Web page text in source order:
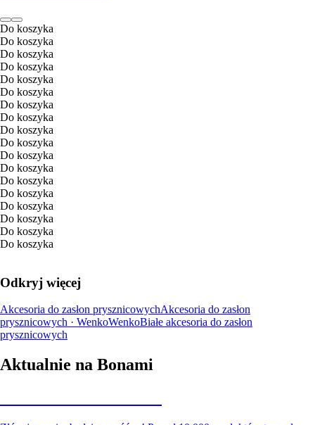
Do koszyka
Do koszyka
Do koszyka
Do koszyka
Do koszyka
Do koszyka
Do koszyka
Do koszyka
Do koszyka
Do koszyka
Do koszyka
Do koszyka
Do koszyka
Do koszyka
Do koszyka
Do koszyka
Do koszyka
Do koszyka
Odkryj więcej
Akcesoria do zasłon prysznicowychAkcesoria do zasłon
prysznicowych · WenkoWenkoBiałe akcesoria do zasłon
prysznicowych
Aktualnie na Bonami